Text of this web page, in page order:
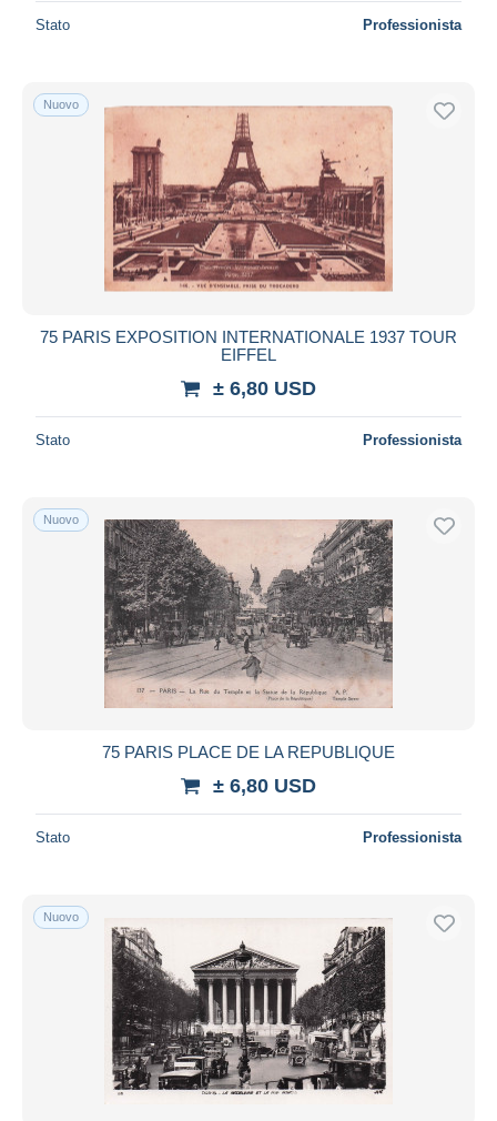
Stato Professionista
Nuovo
75 PARIS EXPOSITION INTERNATIONALE 1937 TOUR
EIFFEL
± 6,80 USD
Stato Professionista
Nuovo
75 PARIS PLACE DE LA REPUBLIQUE
± 6,80 USD
Stato Professionista
Nuovo